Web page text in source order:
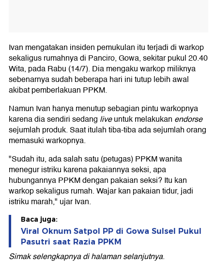
Ivan mengatakan insiden pemukulan itu terjadi di warkop
sekaligus rumahnya di Panciro, Gowa, sekitar pukul 20.40
Wita, pada Rabu (14/7). Dia mengaku warkop miliknya
sebenarnya sudah beberapa hari ini tutup lebih awal
akibat pemberlakuan PPKM.
Namun Ivan hanya menutup sebagian pintu warkopnya
karena dia sendiri sedang liveuntuk melakukan endorse
sejumlah produk. Saat itulah tiba-tiba ada sejumlah orang
memasuki warkopnya.
"Sudah itu, ada salah satu (petugas) PPKM wanita
menegur istriku karena pakaiannya seksi, apa
hubungannya PPKM dengan pakaian seksi? Itu kan
warkop sekaligus rumah. Wajar kan pakaian tidur, jadi
istriku marah," ujar Ivan.
Baca juga:
Viral Oknum Satpol PP di Gowa Sulsel Pukul
Pasutri saat Razia PPKM
Simak selengkapnya di halaman selanjutnya.